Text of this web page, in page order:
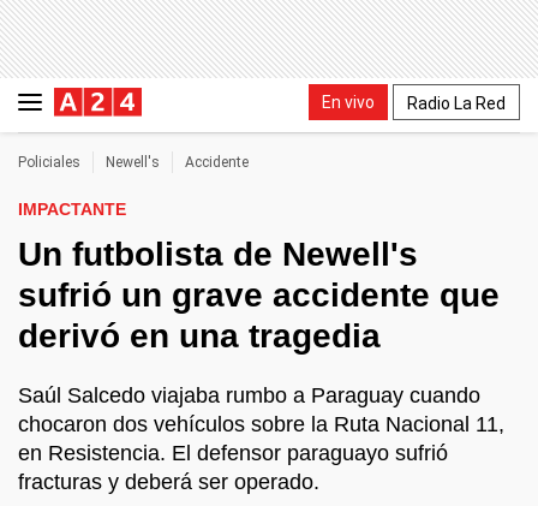
En vivo Radio La Red
Policiales Newell's Accidente
IMPACTANTE
Un futbolista de Newell's
sufrió un grave accidente que
derivó en una tragedia
Saúl Salcedo viajaba rumbo a Paraguay cuando
chocaron dos vehículos sobre la Ruta Nacional 11,
en Resistencia. El defensor paraguayo sufrió
fracturas y deberá ser operado.